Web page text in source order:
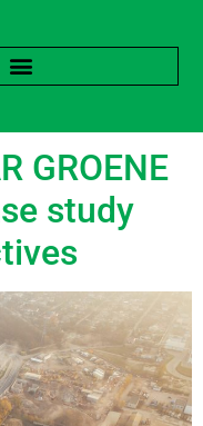
GROENE
study